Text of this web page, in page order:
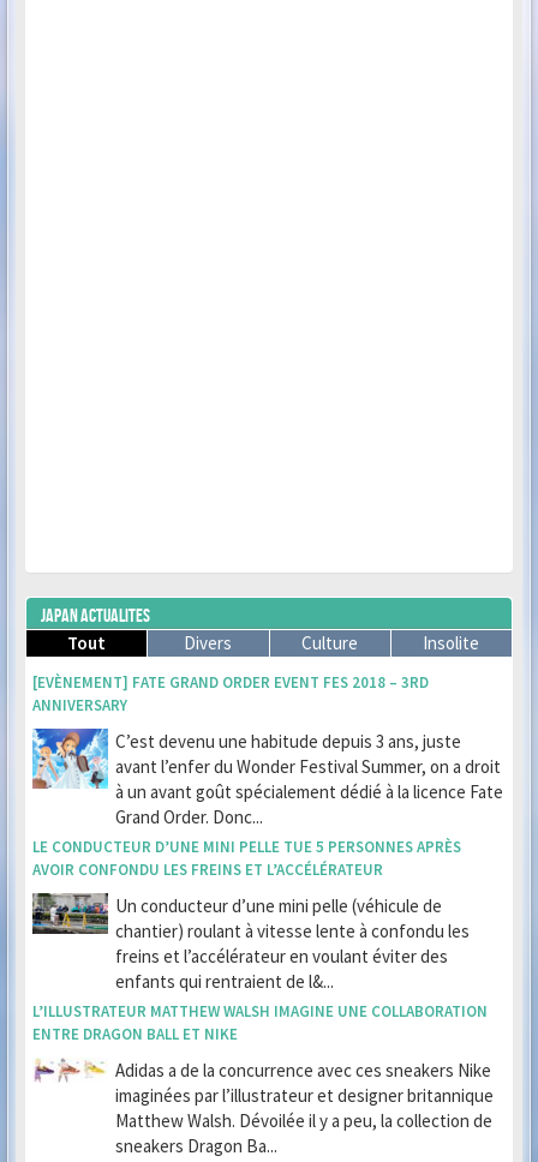
JAPAN ACTUALITES
Tout
Divers Culture Insolite
[EVÈNEMENT] FATE GRAND ORDER EVENT FES 2018 – 3RD
ANNIVERSARY
C’est devenu une habitude depuis 3 ans, juste
avant l’enfer du Wonder Festival Summer, on a droit
à un avant goût spécialement dédié à la licence Fate
Grand Order. Donc...
LE CONDUCTEUR D’UNE MINI PELLE TUE 5 PERSONNES APRÈS
AVOIR CONFONDU LES FREINS ET L’ACCÉLÉRATEUR
Un conducteur d’une mini pelle (véhicule de
chantier) roulant à vitesse lente à confondu les
freins et l’accélérateur en voulant éviter des
enfants qui rentraient de l&...
L’ILLUSTRATEUR MATTHEW WALSH IMAGINE UNE COLLABORATION
ENTRE DRAGON BALL ET NIKE
Adidas a de la concurrence avec ces sneakers Nike
imaginées par l’illustrateur et designer britannique
Matthew Walsh. Dévoilée il y a peu, la collection de
sneakers Dragon Ba...